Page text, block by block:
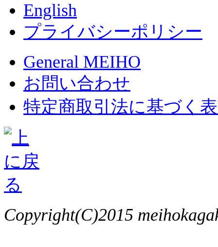
English
プライバシーポリシー
General MEIHO
お問い合わせ
特定商取引法に基づく
Copyright(C)2015